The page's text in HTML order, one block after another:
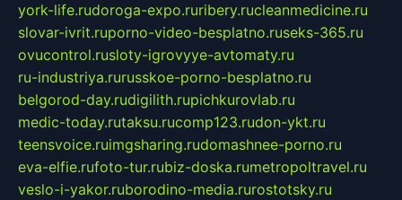
york-life.rudoroga-expo.ruribery.rucleanmedicine.ru
slovar-ivrit.ruporno-video-besplatno.ruseks-365.ru
ovucontrol.rusloty-igrovyye-avtomaty.ru
ru-industriya.rurusskoe-porno-besplatno.ru
belgorod-day.rudigilith.rupichkurovlab.ru
medic-today.rutaksu.rucomp123.rudon-ykt.ru
teensvoice.ruimgsharing.rudomashnee-porno.ru
eva-elfie.rufoto-tur.rubiz-doska.rumetropoltravel.ru
veslo-i-yakor.ruborodino-media.rurostotsky.ru